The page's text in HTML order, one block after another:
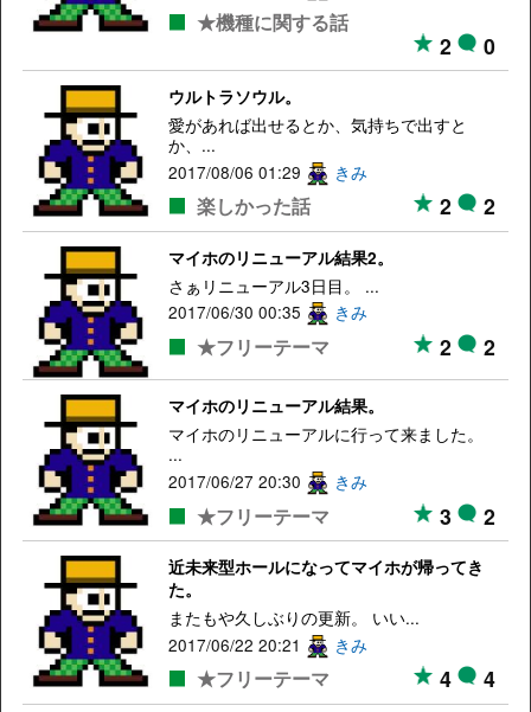
★機種に関する話
2 0
ウルトラソウル。
愛があれば出せるとか、気持ちで出すと
か、...
2017/08/06 01:29
きみ
楽しかった話 2 2
マイホのリニューアル結果2。
さぁリニューアル3日目。 ...
2017/06/30 00:35
きみ
★フリーテーマ 2 2
マイホのリニューアル結果。
マイホのリニューアルに行って来ました。
...
2017/06/27 20:30
きみ
★フリーテーマ 3 2
近未来型ホールになってマイホが帰ってき
た。
またもや久しぶりの更新。 いい...
2017/06/22 20:21
きみ
★フリーテーマ 4 4